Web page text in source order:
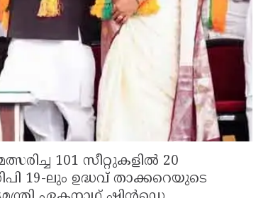
101 സീറ്റുകളിൽ 20
19-ലും ഉദ്ധവ് താക്കറെയുടെ